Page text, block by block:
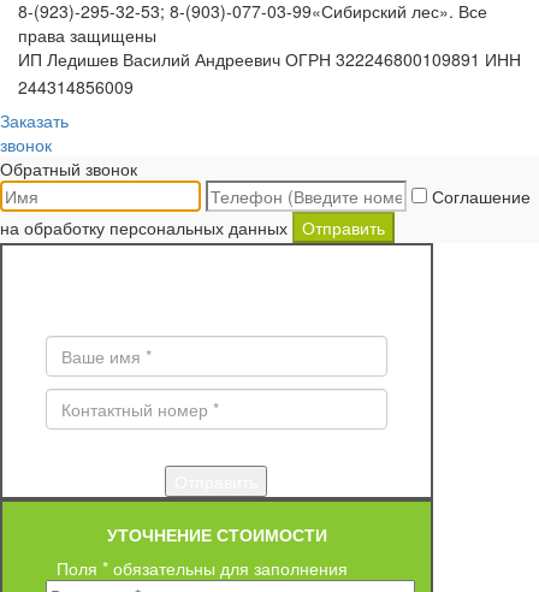
8-(923)-295-32-53; 8-(903)-077-03-99«Сибирский лес». Все
права защищены
ИП Ледишев Василий Андреевич ОГРН 322246800109891 ИНН
244314856009
Заказать
звонок
Обратный звонок
Соглашение
на обработку персональных данных Отправить
УТОЧНЕНИЕ СТОИМОСТИ
Поля * обязательны для заполнения